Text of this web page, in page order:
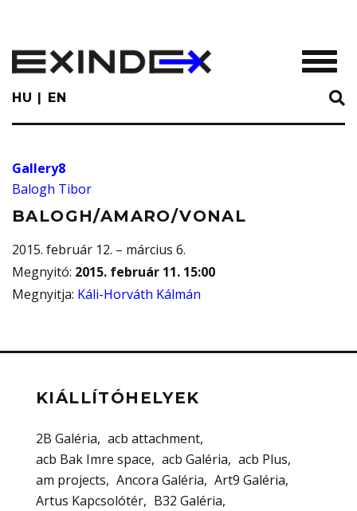
main
content
HU EN
Gallery8
Balogh Tibor
BALOGH/AMARO/VONAL
2015. február 12. – március 6.
Megnyitó: 2015. február 11. 15:00
Megnyitja: Káli-Horváth Kálmán
KIÁLLÍTÓHELYEK
2B Galéria
acb attachment
acb Bak Imre space
acb Galéria
acb Plus
am projects
Ancora Galéria
Art9 Galéria
Artus Kapcsolótér
B32 Galéria